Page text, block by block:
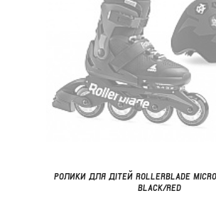
РОЛИКИ ДЛЯ ДІТЕЙ ROLLERBLADE
BLACK/RED